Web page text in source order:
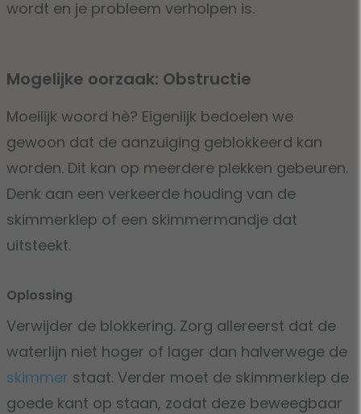
wordt en je probleem verholpen is.
Mogelijke oorzaak: Obstructie
Moeilijk woord hè? Eigenlijk bedoelen we
gewoon dat de aanzuiging geblokkeerd kan
worden. Dit kan op meerdere plekken gebeuren.
Denk aan een verkeerde houding van de
skimmerklep of een skimmermandje dat
uitsteekt.
Oplossing
Verwijder de blokkering. Zorg allereerst dat de
waterlijn niet hoger of lager dan halverwege de
skimmer staat. Verder moet de skimmerklep de
goede kant op staan, zodat deze beweegbaar